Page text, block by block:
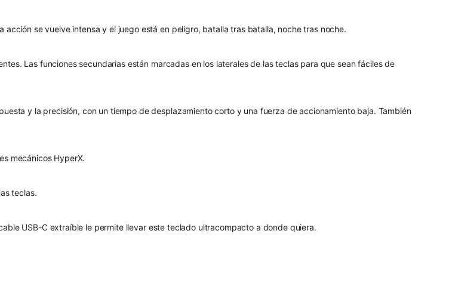
se vuelve intensa y el juego está en peligro, batalla tras batalla, noche tras noche.
Las funciones secundarias están marcadas en los laterales de las teclas para que sean fáciles de
y la precisión, con un tiempo de desplazamiento corto y una fuerza de accionamiento baja. También
mecánicos HyperX.
teclas.
USB-C extraíble le permite llevar este teclado ultracompacto a donde quiera.